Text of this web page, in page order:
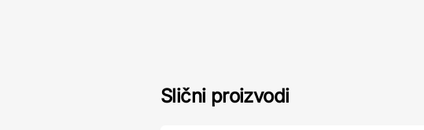
Slični proizvodi